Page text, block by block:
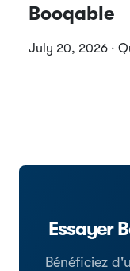
Booqable
July 20, 2026 ·
Essayer
Bénéficiez